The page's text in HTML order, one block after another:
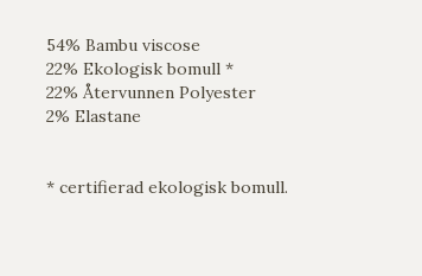
54% Bambu viscose
22% Ekologisk bomull *
22% Återvunnen Polyester
2% Elastane
* certifierad ekologisk bomull.